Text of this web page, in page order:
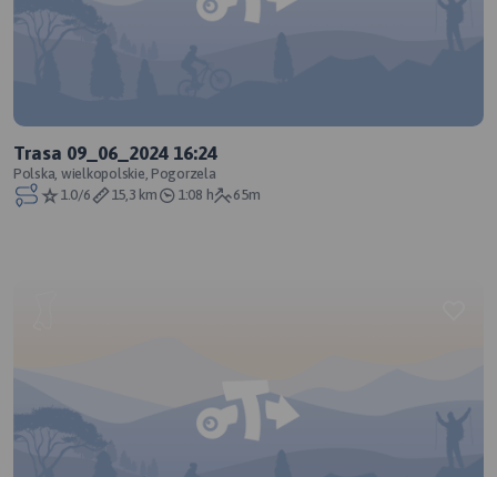
Trasa 09_06_2024 16:24
Polska, wielkopolskie, Pogorzela
1.0/6
15,3 km 1:08 h 65m